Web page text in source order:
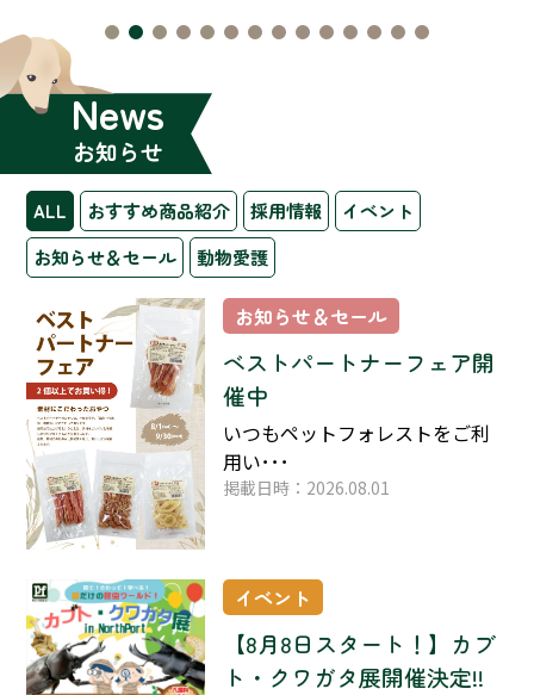
News
お知らせ
ALL おすすめ商品紹介 採用情報
イベント
お知らせ＆セール
動物愛護
お知らせ＆セール
ベストパートナーフェア開
催中
いつもペットフォレストをご利
用い･･･
掲載日時：2026.08.01
イベント
【8月8日スタート！】カブ
ト・クワガタ展開催決定!!